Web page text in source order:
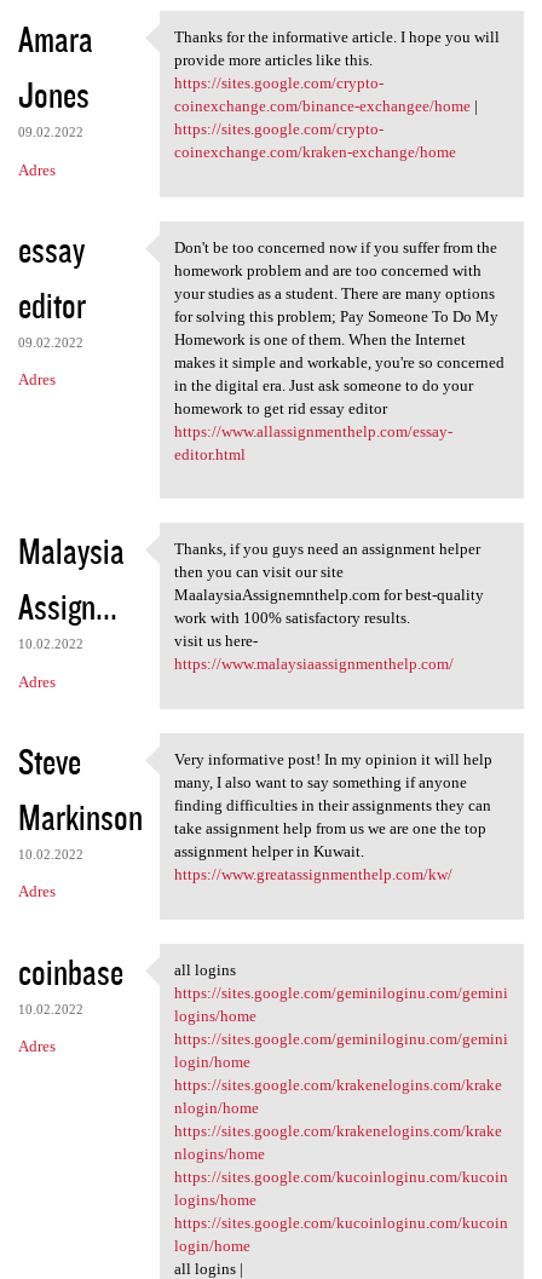
Amara
Jones
09.02.2022
Adres
Thanks for the informative
Thanks for the informative article. I hope you will
provide more articles like this.
https://sites.google.com/crypto-
coinexchange.com/binance-exchangee/home|
https://sites.google.com/crypto-
coinexchange.com/kraken-exchange/home
essay
editor
09.02.2022
Adres
Don't be too concerned now if
Don't be too concerned now if you suffer from the
homework problem and are too concerned with
your studies as a student. There are many options
for solving this problem; Pay Someone To Do My
Homework is one of them. When the Internet
makes it simple and workable, you're so concerned
in the digital era. Just ask someone to do your
homework to get rid essay editor
https://www.allassignmenthelp.com/essay-
editor.html
Malaysia
Assign...
10.02.2022
Adres
Thanks, if you guys need an
Thanks, if you guys need an assignment helper
then you can visit our site
MaalaysiaAssignemnthelp.com for best-quality
work with 100% satisfactory results.
visit us here-
https://www.malaysiaassignmenthelp.com/
Steve
Markinson
10.02.2022
Adres
Very informative post! In my
Very informative post! In my opinion it will help
many, I also want to say something if anyone
finding difficulties in their assignments they can
take assignment help from us we are one the top
assignment helper in Kuwait.
https://www.greatassignmenthelp.com/kw/
coinbase
10.02.2022
Adres
all logins
all logins
https://sites.google.com/geminiloginu.com/gemini
logins/home
https://sites.google.com/geminiloginu.com/gemini
login/home
https://sites.google.com/krakenelogins.com/krake
nlogin/home
https://sites.google.com/krakenelogins.com/krake
nlogins/home
https://sites.google.com/kucoinloginu.com/kucoin
logins/home
https://sites.google.com/kucoinloginu.com/kucoin
login/home
all logins |